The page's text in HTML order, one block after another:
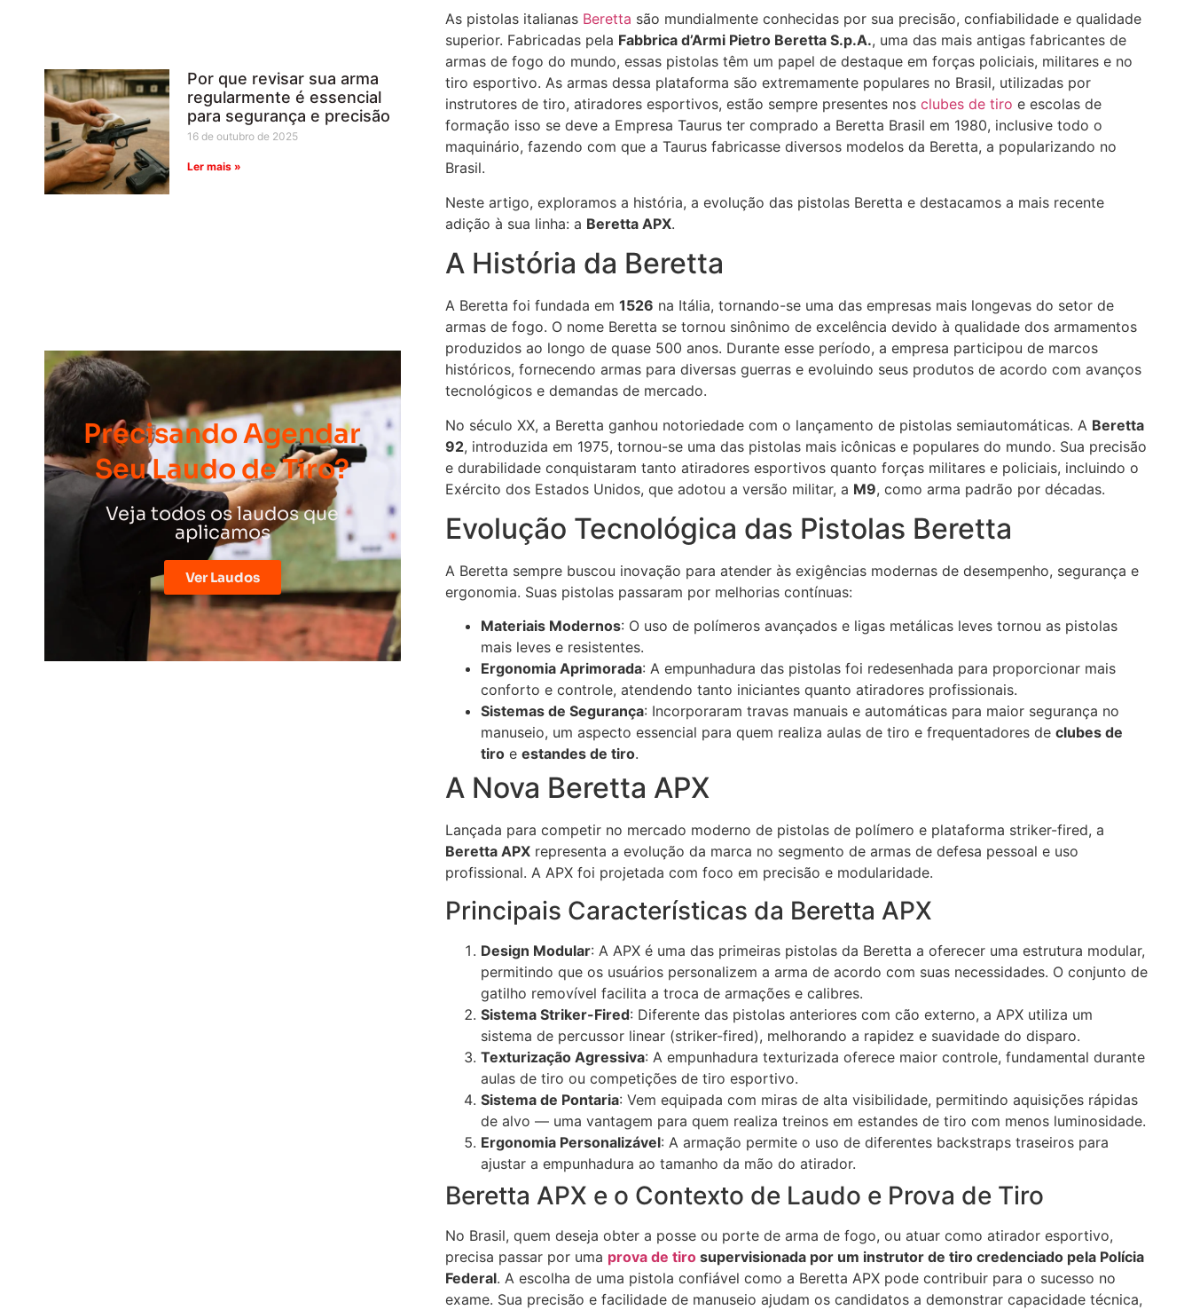
Por que revisar sua arma
regularmente é essencial
para segurança e precisão
16 de outubro de 2025
Ler mais »
Precisando Agendar
Seu Laudo de Tiro?
Veja todos os laudos que
aplicamos
Ver Laudos
As pistolas italianas Beretta são mundialmente conhecidas por sua precisão, confiabilidade e qualidade
superior. Fabricadas pela Fabbrica d’Armi Pietro Beretta S.p.A., uma das mais antigas fabricantes de
armas de fogo do mundo, essas pistolas têm um papel de destaque em forças policiais, militares e no
tiro esportivo. As armas dessa plataforma são extremamente populares no Brasil, utilizadas por
instrutores de tiro, atiradores esportivos, estão sempre presentes nos clubes de tiro e escolas de
formação isso se deve a Empresa Taurus ter comprado a Beretta Brasil em 1980, inclusive todo o
maquinário, fazendo com que a Taurus fabricasse diversos modelos da Beretta, a popularizando no
Brasil.
Neste artigo, exploramos a história, a evolução das pistolas Beretta e destacamos a mais recente
adição à sua linha: a Beretta APX.
A História da Beretta
A Beretta foi fundada em 1526 na Itália, tornando-se uma das empresas mais longevas do setor de
armas de fogo. O nome Beretta se tornou sinônimo de excelência devido à qualidade dos armamentos
produzidos ao longo de quase 500 anos. Durante esse período, a empresa participou de marcos
históricos, fornecendo armas para diversas guerras e evoluindo seus produtos de acordo com avanços
tecnológicos e demandas de mercado.
No século XX, a Beretta ganhou notoriedade com o lançamento de pistolas semiautomáticas. A Beretta
92, introduzida em 1975, tornou-se uma das pistolas mais icônicas e populares do mundo. Sua precisão
e durabilidade conquistaram tanto atiradores esportivos quanto forças militares e policiais, incluindo o
Exército dos Estados Unidos, que adotou a versão militar, a M9, como arma padrão por décadas.
Evolução Tecnológica das Pistolas Beretta
A Beretta sempre buscou inovação para atender às exigências modernas de desempenho, segurança e
ergonomia. Suas pistolas passaram por melhorias contínuas:
Materiais Modernos: O uso de polímeros avançados e ligas metálicas leves tornou as pistolas
mais leves e resistentes.
Ergonomia Aprimorada: A empunhadura das pistolas foi redesenhada para proporcionar mais
conforto e controle, atendendo tanto iniciantes quanto atiradores profissionais.
Sistemas de Segurança: Incorporaram travas manuais e automáticas para maior segurança no
manuseio, um aspecto essencial para quem realiza aulas de tiro e frequentadores de clubes de
tiroe estandes de tiro.
A Nova Beretta APX
Lançada para competir no mercado moderno de pistolas de polímero e plataforma striker-fired, a
Beretta APXrepresenta a evolução da marca no segmento de armas de defesa pessoal e uso
profissional. A APX foi projetada com foco em precisão e modularidade.
Principais Características da Beretta APX
Design Modular: A APX é uma das primeiras pistolas da Beretta a oferecer uma estrutura modular,
permitindo que os usuários personalizem a arma de acordo com suas necessidades. O conjunto de
gatilho removível facilita a troca de armações e calibres.
Sistema Striker-Fired: Diferente das pistolas anteriores com cão externo, a APX utiliza um
sistema de percussor linear (striker-fired), melhorando a rapidez e suavidade do disparo.
Texturização Agressiva: A empunhadura texturizada oferece maior controle, fundamental durante
aulas de tiro ou competições de tiro esportivo.
Sistema de Pontaria: Vem equipada com miras de alta visibilidade, permitindo aquisições rápidas
de alvo — uma vantagem para quem realiza treinos em estandes de tiro com menos luminosidade.
Ergonomia Personalizável: A armação permite o uso de diferentes backstraps traseiros para
ajustar a empunhadura ao tamanho da mão do atirador.
Beretta APX e o Contexto de Laudo e Prova de Tiro
No Brasil, quem deseja obter a posse ou porte de arma de fogo, ou atuar como atirador esportivo,
precisa passar por uma prova de tirosupervisionada por um instrutor de tiro credenciado pela Polícia
Federal. A escolha de uma pistola confiável como a Beretta APX pode contribuir para o sucesso no
exame. Sua precisão e facilidade de manuseio ajudam os candidatos a demonstrar capacidade técnica,